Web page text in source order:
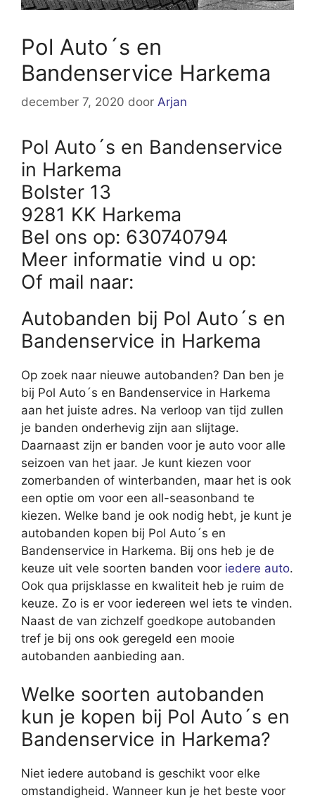
Pol Auto´s en
Bandenservice Harkema
december 7, 2020 door Arjan
Pol Auto´s en Bandenservice
in Harkema
Bolster 13
9281 KK Harkema
Bel ons op: 630740794
Meer informatie vind u op:
Of mail naar:
Autobanden bij Pol Auto´s en
Bandenservice in Harkema
Op zoek naar nieuwe autobanden? Dan ben je
bij Pol Auto´s en Bandenservice in Harkema
aan het juiste adres. Na verloop van tijd zullen
je banden onderhevig zijn aan slijtage.
Daarnaast zijn er banden voor je auto voor alle
seizoen van het jaar. Je kunt kiezen voor
zomerbanden of winterbanden, maar het is ook
een optie om voor een all-seasonband te
kiezen. Welke band je ook nodig hebt, je kunt je
autobanden kopen bij Pol Auto´s en
Bandenservice in Harkema. Bij ons heb je de
keuze uit vele soorten banden voor iedere auto.
Ook qua prijsklasse en kwaliteit heb je ruim de
keuze. Zo is er voor iedereen wel iets te vinden.
Naast de van zichzelf goedkope autobanden
tref je bij ons ook geregeld een mooie
autobanden aanbieding aan.
Welke soorten autobanden
kun je kopen bij Pol Auto´s en
Bandenservice in Harkema?
Niet iedere autoband is geschikt voor elke
omstandigheid. Wanneer kun je het beste voor